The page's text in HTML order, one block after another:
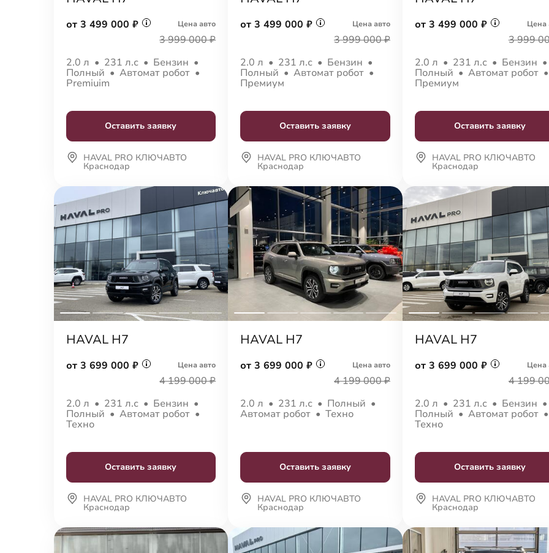
от 3 499 000 ₽ Цена авто
3 999 000 ₽
2.0 л • 231 л.с • Бензин •
Полный • Автомат робот •
Premiuim
Оставить заявку
HAVAL PRO КЛЮЧАВТО
Краснодар
от 3 499 000 ₽ Цена авто
3 999 000 ₽
2.0 л • 231 л.с • Бензин •
Полный •Автомат робот •
Премиум
Оставить заявку
HAVAL PRO КЛЮЧАВТО
Краснодар
от 3 499 000 ₽ Цена
3 999
2.0 л • 231 л.с • Бензин •
Полный • Автомат робот
Премиум
Оставить заявку
HAVAL PRO КЛЮЧАВТО
Краснодар
HAVAL H7
от 3 699 000 ₽ Цена авто
4 199 000 ₽
2.0 л • 231 л.с • Бензин •
Полный • Автомат робот •
Техно
Оставить заявку
HAVAL PRO КЛЮЧАВТО
Краснодар
HAVAL H7
от 3 699 000 ₽ Цена авто
4 199 000 ₽
2.0 л • 231 л.с • Полный •
Автомат робот •Техно
Оставить заявку
HAVAL PRO КЛЮЧАВТО
Краснодар
HAVAL H7
от 3 699 000 ₽ Цена
4 199
2.0 л • 231 л.с • Бензин •
Полный • Автомат робот
Техно
Оставить заявку
HAVAL PRO КЛЮЧАВТО
Краснодар